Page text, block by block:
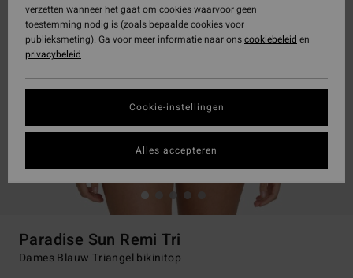
Paradise Sun Remi Tri
Dames Blauw Triangel bikinitop
verzetten wanneer het gaat om cookies waarvoor geen
toestemming nodig is (zoals bepaalde cookies voor
publieksmeting). Ga voor meer informatie naar onscookiebeleid en
privacybeleid
Cookie-instellingen
Alles accepteren